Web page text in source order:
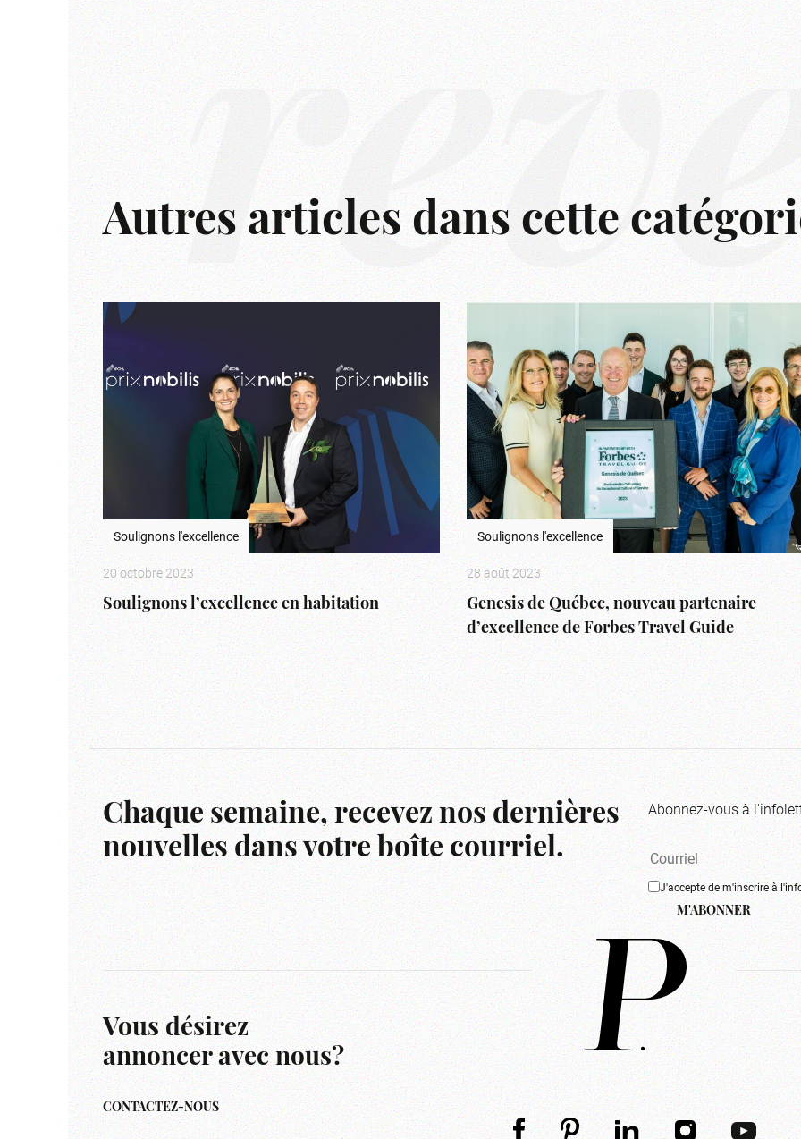
Autres articles dans cette
Soulignons l'excellence
20 octobre 2023
Soulignons l’excellence en habitation
Soulignons l'excellence
28 août 2023
Genesis de Québec, nouveau partenaire
d’excellence de Forbes Travel Guide
Chaque semaine, recevez nos dernières
nouvelles dans votre boîte courriel.
Abonnez-vous à
J'accepte de m'inscrire à
M'ABONNER
Vous désirez
annoncer avec nous?
CONTACTEZ-NOUS